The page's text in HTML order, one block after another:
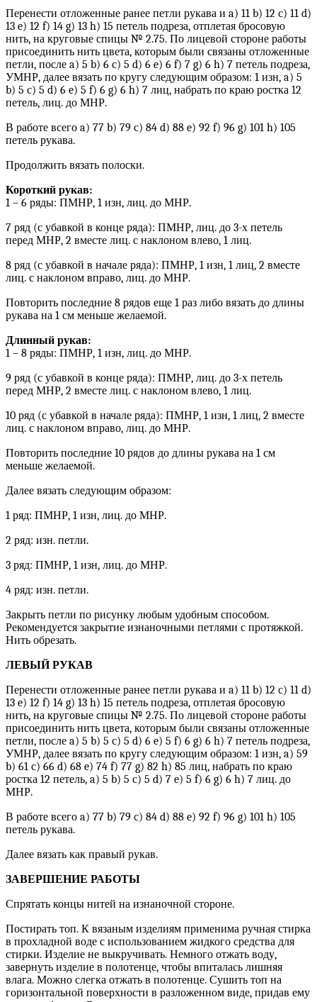
Перенести отложенные ранее петли рукава и a) 11 b) 12 с) 11 d)
13 e) 12 f) 14 g) 13 h) 15 петель подреза, отплетая бросовую
нить, на круговые спицы № 2.75. По лицевой стороне работы
присоединить нить цвета, которым были связаны отложенные
петли, после a) 5 b) 6 с) 5 d) 6 e) 6 f) 7 g) 6 h) 7 петель подреза,
УМНР, далее вязать по кругу следующим образом: 1 изн, a) 5
b) 5 с) 5 d) 6 e) 5 f) 6 g) 6 h) 7 лиц, набрать по краю ростка 12
петель, лиц. до МНР.
В работе всего a) 77 b) 79 с) 84 d) 88 e) 92 f) 96 g) 101 h) 105
петель рукава.
Продолжить вязать полоски.
Короткий рукав:
1 – 6 ряды: ПМНР, 1 изн, лиц. до МНР.
7 ряд (с убавкой в конце ряда): ПМНР, лиц. до 3-х петель
перед МНР, 2 вместе лиц. с наклоном влево, 1 лиц.
8 ряд (с убавкой в начале ряда): ПМНР, 1 изн, 1 лиц, 2 вместе
лиц. с наклоном вправо, лиц. до МНР.
Повторить последние 8 рядов еще 1 раз либо вязать до длины
рукава на 1 см меньше желаемой.
Длинный рукав:
1 – 8 ряды: ПМНР, 1 изн, лиц. до МНР.
9 ряд (с убавкой в конце ряда): ПМНР, лиц. до 3-х петель
перед МНР, 2 вместе лиц. с наклоном влево, 1 лиц.
10 ряд (с убавкой в начале ряда): ПМНР, 1 изн, 1 лиц, 2 вместе
лиц. с наклоном вправо, лиц. до МНР.
Повторить последние 10 рядов до длины рукава на 1 см
меньше желаемой.
Далее вязать следующим образом:
1 ряд: ПМНР, 1 изн, лиц. до МНР.
2 ряд: изн. петли.
3 ряд: ПМНР, 1 изн, лиц. до МНР.
4 ряд: изн. петли.
Закрыть петли по рисунку любым удобным способом.
Рекомендуется закрытие изнаночными петлями с протяжкой.
Нить обрезать.
ЛЕВЫЙ РУКАВ
Перенести отложенные ранее петли рукава и a) 11 b) 12 с) 11 d)
13 e) 12 f) 14 g) 13 h) 15 петель подреза, отплетая бросовую
нить, на круговые спицы № 2.75. По лицевой стороне работы
присоединить нить цвета, которым были связаны отложенные
петли, после a) 5 b) 5 с) 5 d) 6 e) 5 f) 6 g) 6 h) 7 петель подреза,
УМНР, далее вязать по кругу следующим образом: 1 изн, a) 59
b) 61 с) 66 d) 68 e) 74 f) 77 g) 82 h) 85 лиц, набрать по краю
ростка 12 петель, a) 5 b) 5 с) 5 d) 7 e) 5 f) 6 g) 6 h) 7 лиц. до
МНР.
В работе всего a) 77 b) 79 с) 84 d) 88 e) 92 f) 96 g) 101 h) 105
петель рукава.
Далее вязать как правый рукав.
ЗАВЕРШЕНИЕ РАБОТЫ
Спрятать концы нитей на изнаночной стороне.
Постирать топ. К вязаным изделиям применима ручная стирка
в прохладной воде с использованием жидкого средства для
стирки. Изделие не выкручивать. Немного отжать воду,
завернуть изделие в полотенце, чтобы впиталась лишняя
влага. Можно слегка отжать в полотенце. Сушить топ на
горизонтальной поверхности в разложенном виде, придав ему